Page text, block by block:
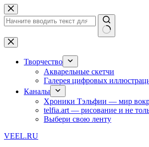
Перейти
к
сути
Ничего
не
найденоТворчество
Акварельные скетчи
Галерея цифровых
Каналы
Хроники Тэльфии — мир
telfia.art — рисование и не
Выбери свою ленту
VEEL.RU